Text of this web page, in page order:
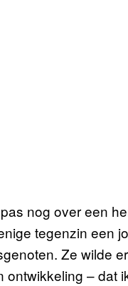
nog over een
tegenzin een
Ze wilde
– dat